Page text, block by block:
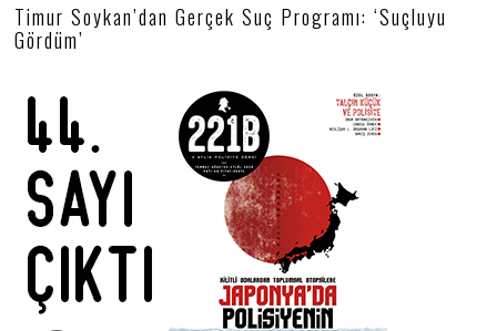
.
Timur Soykan’dan Gerçek Suç Programı: ‘Suçluyu
Gördüm’